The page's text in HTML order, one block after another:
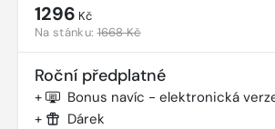
1296 Kč
Na stánku:1668 Kč
Roční předplatné
+ Bonus navíc - elektronická
+ Dárek